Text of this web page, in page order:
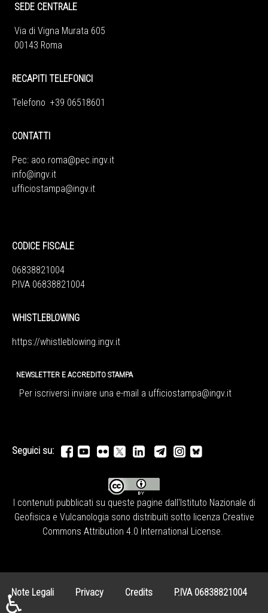
SEDE CENTRALE
Via di Vigna Murata 605
00143 Roma
RECAPITI TELEFONICI
Telefono +39 06518601
CONTATTI
Pec: aoo.roma@pec.ingv.it
info@ingv.it
ufficiostampa@ingv.it
CODICE FISCALE
06838821004
P.IVA 06838821004
WHISTLEBLOWING
https://whistleblowing.ingv. it
NEWSLETTER E ACCREDITO STAMPA
Per iscriversi inviare una e-mail a ufficiostampa@ingv.it
Seguici su:
I contenuti pubblicati su queste pagine dall'Istituto Nazionale di
Geofisica e Vulcanologia sono distribuiti sotto licenza Creative
Commons Attribution 4.0 International License
Note Legali Privacy Credits P.IVA 06838821004